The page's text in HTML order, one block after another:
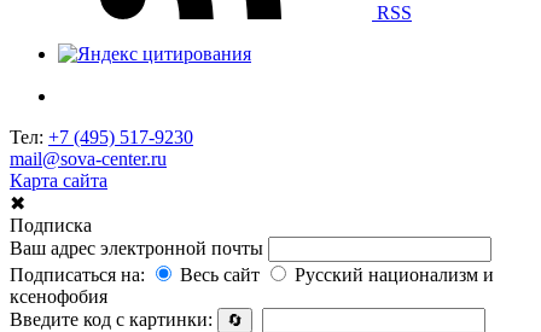
RSS
Тел: +7 (495) 517-9230
mail@sova-center.ru
Карта сайта
✖
Подписка
Ваш адрес электронной почты
Подписаться на:
Весь сайт
Русский национализм и
ксенофобия
Введите код с картинки:
🔄